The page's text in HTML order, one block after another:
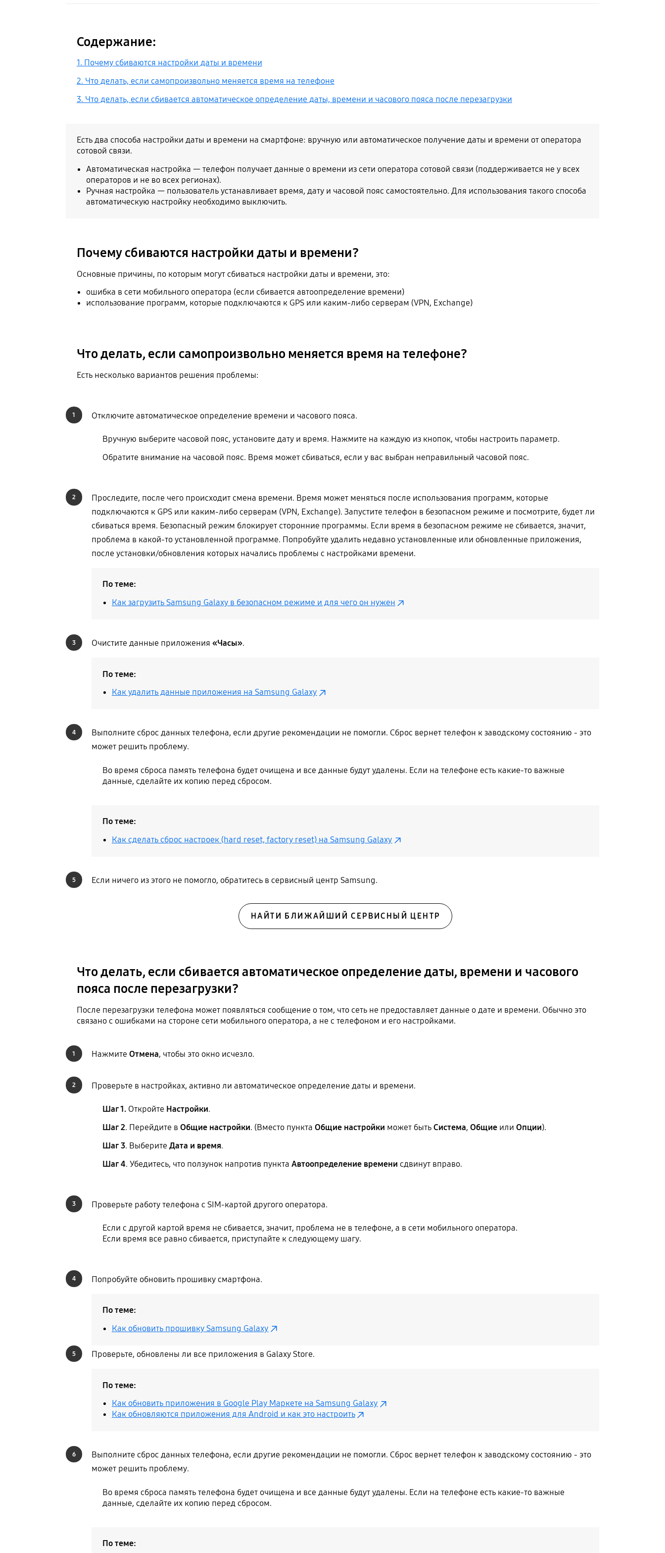
Содержание:
1. Почему сбиваются настройки даты и времени
2. Что делать, если самопроизвольно меняется время на телефоне
3. Что делать, если сбивается автоматическое определение даты, времени и часового пояса после перезагрузки
Есть два способа настройки даты и времени на смартфоне: вручную или автоматическое получение даты и времени от оператора
сотовой связи.
Автоматическая настройка — телефон получает данные о времени из сети оператора сотовой связи (поддерживается не у всех
операторов и не во всех регионах).
Ручная настройка — пользователь устанавливает время, дату и часовой пояс самостоятельно. Для использования такого способа
автоматическую настройку необходимо выключить.
Почему сбиваются настройки даты и времени?
Основные причины, по которым могут сбиваться настройки даты и времени, это:
ошибка в сети мобильного оператора (если сбивается автоопределение времени)
использование программ, которые подключаются к GPS или каким-либо серверам (VPN, Exchange)
Что делать, если самопроизвольно меняется время на телефоне?
Есть несколько вариантов решения проблемы:
1 Отключите автоматическое определение времени и часового пояса.
Вручную выберите часовой пояс, установите дату и время. Нажмите на каждую из кнопок, чтобы настроить параметр.
Обратите внимание на часовой пояс. Время может сбиваться, если у вас выбран неправильный часовой пояс.
2
Проследите, после чего происходит смена времени. Время может меняться после использования программ, которые
подключаются к GPS или каким-либо серверам (VPN, Exchange). Запустите телефон в безопасном режиме и посмотрите, будет ли
сбиваться время. Безопасный режим блокирует сторонние программы. Если время в безопасном режиме не сбивается, значит,
проблема в какой-то установленной программе. Попробуйте удалить недавно установленные или обновленные приложения,
после установки/обновления которых начались проблемы с настройками времени.
По теме:
Как загрузить Samsung Galaxy в безопасном режиме и для чего он нужен
3 Очистите данные приложения «Часы».
По теме:
Как удалить данные приложения на Samsung Galaxy
4
Выполните сброс данных телефона, если другие рекомендации не помогли. Сброс вернет телефон к заводскому состоянию - это
может решить проблему.
Во время сброса память телефона будет очищена и все данные будут удалены. Если на телефоне есть какие-то важные
данные, сделайте их копию перед сбросом.
По теме:
Как сделать сброс настроек (hard reset, factory reset) на Samsung Galaxy
5 Если ничего из этого не помогло, обратитесь в сервисный центр Samsung.
НАЙТИ БЛИЖАЙШИЙ СЕРВИСНЫЙ ЦЕНТР
Что делать, если сбивается автоматическое определение даты, времени и часового
пояса после перезагрузки?
После перезагрузки телефона может появляться сообщение о том, что сеть не предоставляет данные о дате и времени. Обычно это
связано с ошибками на стороне сети мобильного оператора, а не с телефоном и его настройками.
1 Нажмите Отмена, чтобы это окно исчезло.
2 Проверьте в настройках, активно ли автоматическое определение даты и времени.
Шаг 1. Откройте Настройки.
Шаг 2. Перейдите вОбщие настройки. (Вместо пунктаОбщие настройки может бытьСистема,Общие илиОпции).
Шаг 3. ВыберитеДата и время.
Шаг 4. Убедитесь, что ползунок напротив пунктаАвтоопределение времени сдвинут вправо.
3 Проверьте работу телефона с SIM-картой другого оператора.
Если с другой картой время не сбивается, значит, проблема не в телефоне, а в сети мобильного оператора.
Если время все равно сбивается, приступайте к следующему шагу.
4 Попробуйте обновить прошивку смартфона.
По теме:
Как обновить прошивку Samsung Galaxy
5 Проверьте, обновлены ли все приложения в Galaxy Store.
По теме:
Как обновить приложения в Google Play Маркете на Samsung Galaxy
Как обновляются приложения для Android и как это настроить
6
Выполните сброс данных телефона, если другие рекомендации не помогли. Сброс вернет телефон к заводскому состоянию - это
может решить проблему.
Во время сброса память телефона будет очищена и все данные будут удалены. Если на телефоне есть какие-то важные
данные, сделайте их копию перед сбросом.
По теме: